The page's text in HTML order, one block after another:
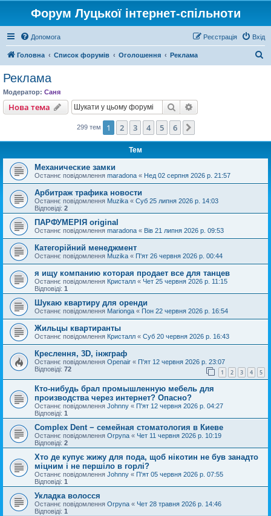
Форум Луцької інтернет-спільноти
Допомога Вхід
Реєстрація
Головна Список форумів Оголошення Реклама
Реклама
Модератор: Саня
Нова тема Пошук
299 тем 1 2 3 4 5 6
Тем
Механические замки
Останнє повідомлення maradona « Нед 02 серпня 2026 р. 21:57
Арбитраж трафика новости
Останнє повідомлення Muzika « Суб 25 липня 2026 р. 14:03
Відповіді: 2
ПАРФУМЕРІЯ original
Останнє повідомлення maradona « Вів 21 липня 2026 р. 09:53
Категорійний менеджмент
Останнє повідомлення Muzika « П'ят 26 червня 2026 р. 00:44
я ищу компанию которая продает все для танцев
Останнє повідомлення Кристалл « Чет 25 червня 2026 р. 11:15
Відповіді: 1
Шукаю квартиру для оренди
Останнє повідомлення Marionga « Пон 22 червня 2026 р. 16:54
Жильцы квартиранты
Останнє повідомлення Кристалл « Суб 20 червня 2026 р. 16:43
Креслення, 3D, інжграф
Останнє повідомлення Openair « П'ят 12 червня 2026 р. 23:07
Відповіді: 72 1 2 3 4 5
Кто-нибудь брал промышленную мебель для
производства через интернет? Опасно?
Останнє повідомлення Johnny « П'ят 12 червня 2026 р. 04:27
Відповіді: 1
Complex Dent − семейная стоматология в Киеве
Останнє повідомлення Orpyna « Чет 11 червня 2026 р. 10:19
Відповіді: 2
Хто де купує жижу для пода, щоб нікотин не був занадто
міцним і не першіло в горлі?
Останнє повідомлення Johnny « П'ят 05 червня 2026 р. 07:55
Відповіді: 1
Укладка волосся
Останнє повідомлення Orpyna « Чет 28 травня 2026 р. 14:46
Відповіді: 1